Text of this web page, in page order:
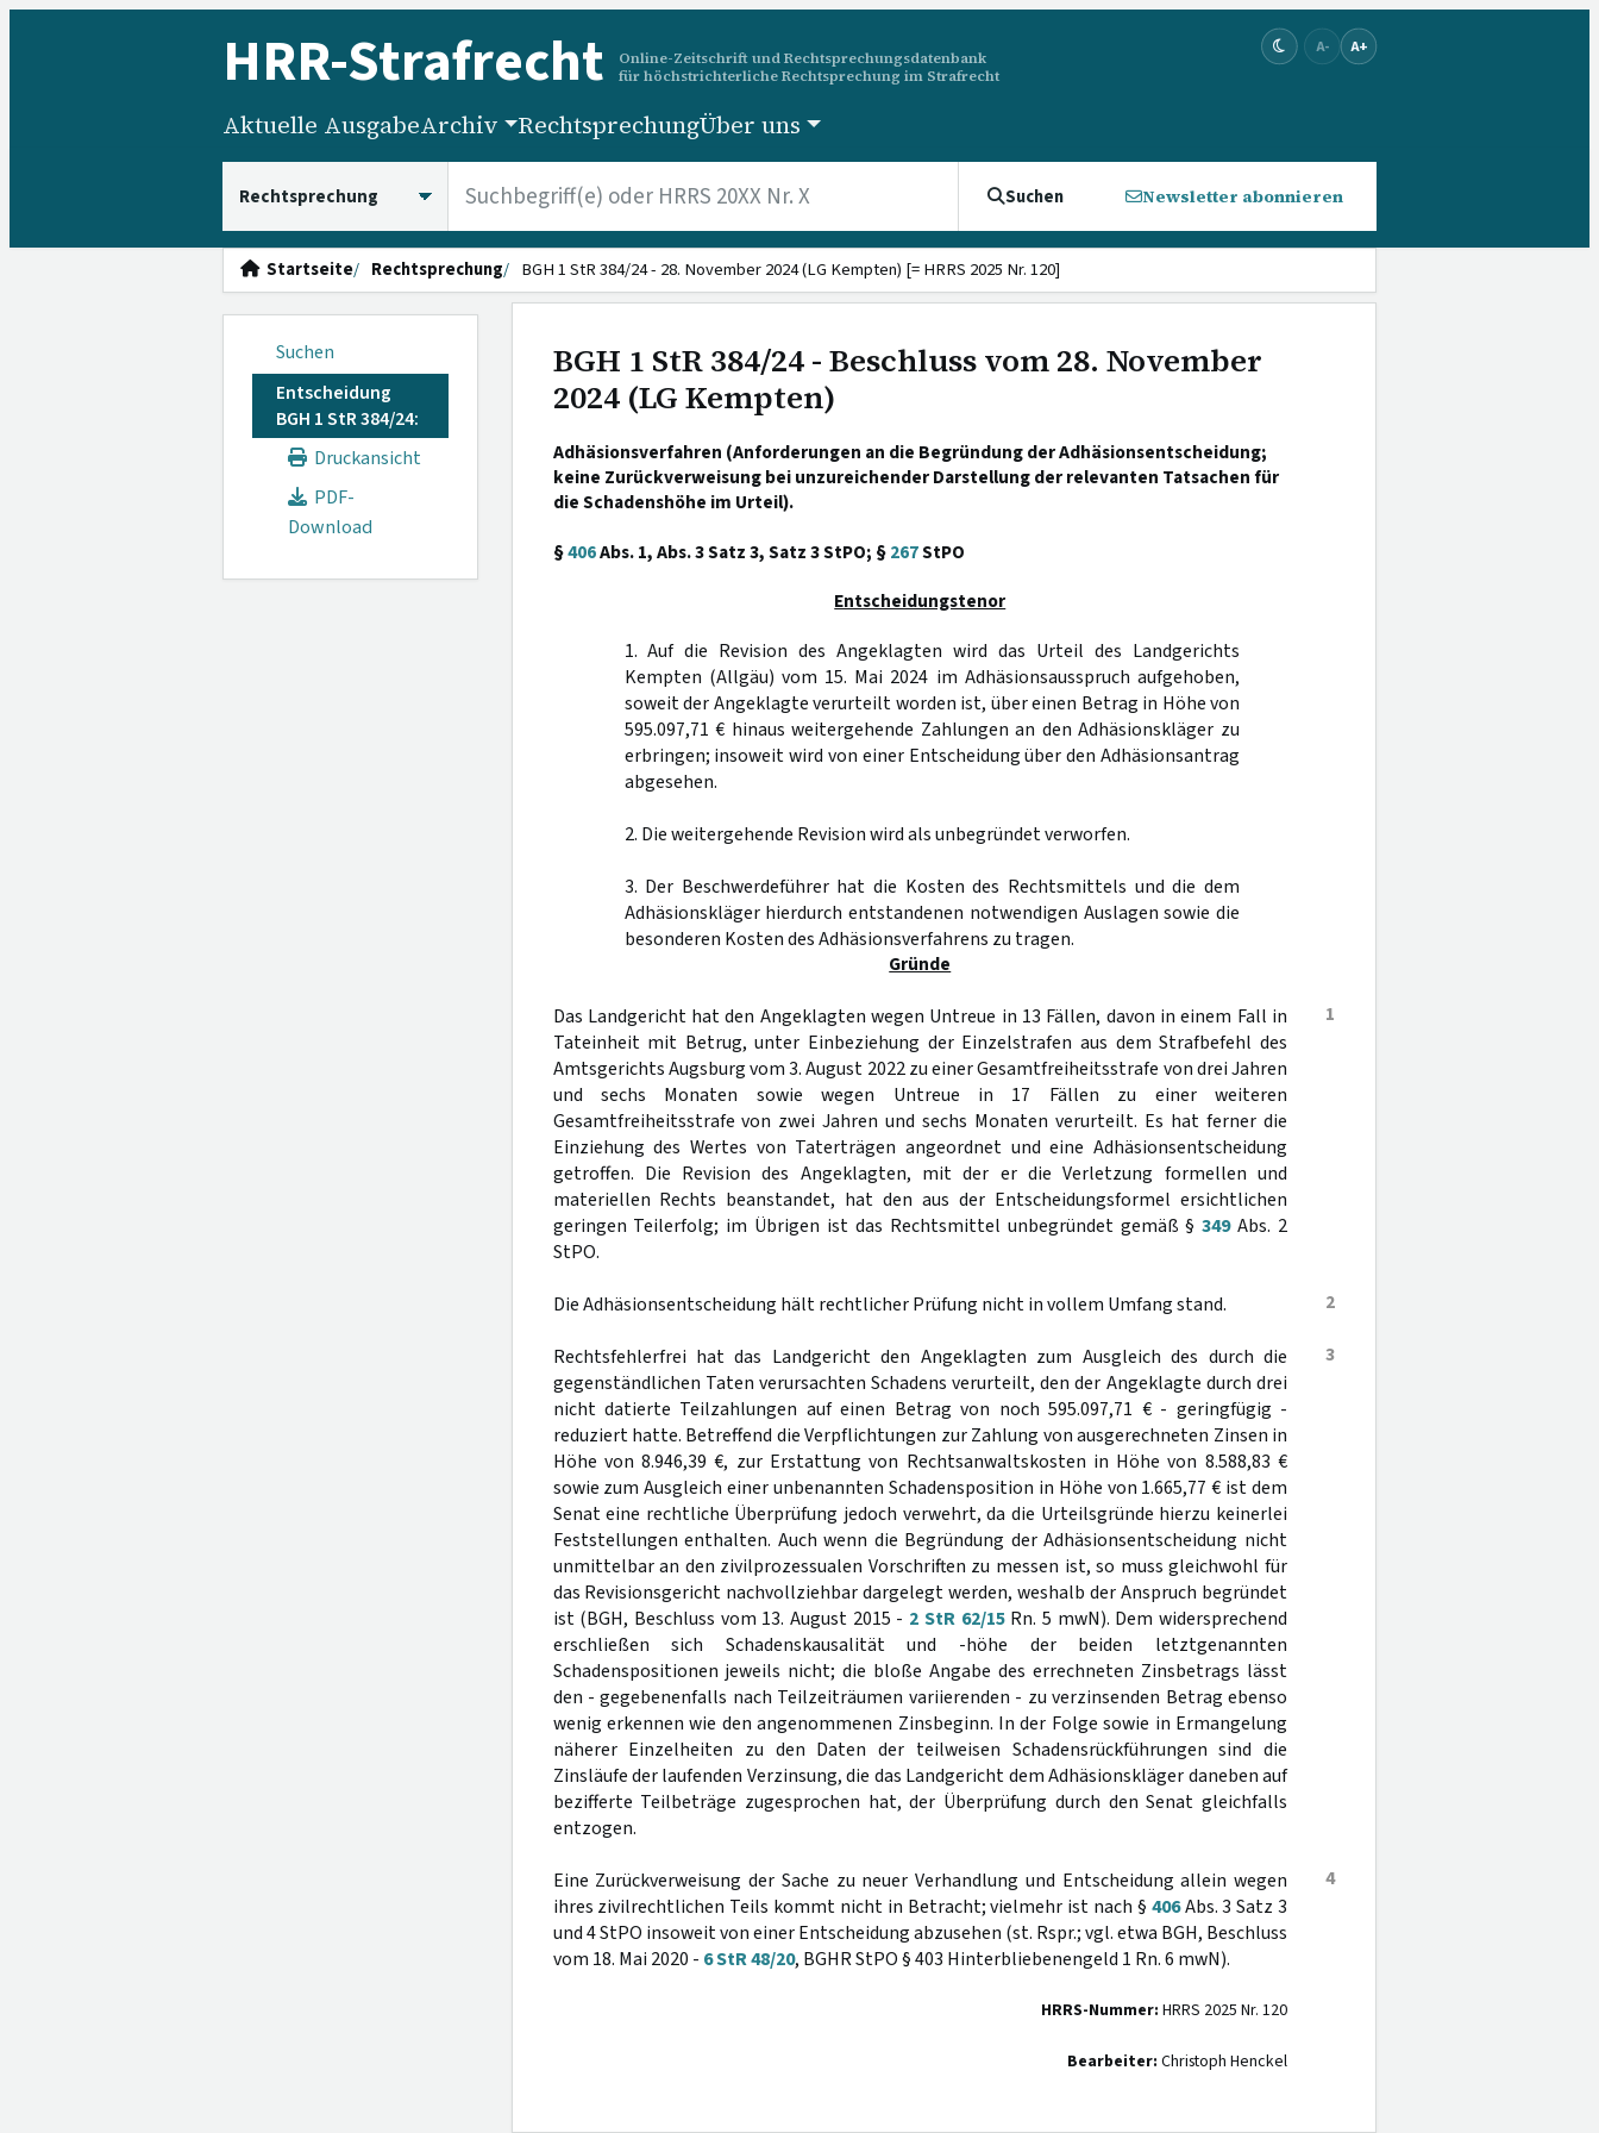
HRR-Strafrecht
Online-Zeitschrift und Rechtsprechungsdatenbank
für höchstrichterliche Rechtsprechung im Strafrecht
A- A+
Aktuelle AusgabeArchiv RechtsprechungÜber uns
Suchen Newsletter abonnieren
Startseite Rechtsprechung BGH 1 StR 384/24 - 28. November 2024 (LG Kempten) [= HRRS 2025 Nr. 120]
Suchen
Entscheidung
BGH 1 StR 384/24:
Druckansicht
PDF-
Download
BGH 1 StR 384/24 - Beschluss vom 28. November
2024 (LG Kempten)
Adhäsionsverfahren (Anforderungen an die Begründung der Adhäsionsentscheidung;
keine Zurückverweisung bei unzureichender Darstellung der relevanten Tatsachen für
die Schadenshöhe im Urteil).
§406Abs. 1, Abs. 3 Satz 3, Satz 3 StPO; §267StPO
Entscheidungstenor
1. Auf die Revision des Angeklagten wird das Urteil des Landgerichts
Kempten (Allgäu) vom 15. Mai 2024 im Adhäsionsausspruch aufgehoben,
soweit der Angeklagte verurteilt worden ist, über einen Betrag in Höhe von
595.097,71 € hinaus weitergehende Zahlungen an den Adhäsionskläger zu
erbringen; insoweit wird von einer Entscheidung über den Adhäsionsantrag
abgesehen.
2. Die weitergehende Revision wird als unbegründet verworfen.
3. Der Beschwerdeführer hat die Kosten des Rechtsmittels und die dem
Adhäsionskläger hierdurch entstandenen notwendigen Auslagen sowie die
besonderen Kosten des Adhäsionsverfahrens zu tragen.
Gründe
1
Das Landgericht hat den Angeklagten wegen Untreue in 13 Fällen, davon in einem Fall in
Tateinheit mit Betrug, unter Einbeziehung der Einzelstrafen aus dem Strafbefehl des
Amtsgerichts Augsburg vom 3. August 2022 zu einer Gesamtfreiheitsstrafe von drei Jahren
und sechs Monaten sowie wegen Untreue in 17 Fällen zu einer weiteren
Gesamtfreiheitsstrafe von zwei Jahren und sechs Monaten verurteilt. Es hat ferner die
Einziehung des Wertes von Taterträgen angeordnet und eine Adhäsionsentscheidung
getroffen. Die Revision des Angeklagten, mit der er die Verletzung formellen und
materiellen Rechts beanstandet, hat den aus der Entscheidungsformel ersichtlichen
geringen Teilerfolg; im Übrigen ist das Rechtsmittel unbegründet gemäß §349Abs. 2
StPO.
2
Die Adhäsionsentscheidung hält rechtlicher Prüfung nicht in vollem Umfang stand.
3
Rechtsfehlerfrei hat das Landgericht den Angeklagten zum Ausgleich des durch die
gegenständlichen Taten verursachten Schadens verurteilt, den der Angeklagte durch drei
nicht datierte Teilzahlungen auf einen Betrag von noch 595.097,71 € - geringfügig -
reduziert hatte. Betreffend die Verpflichtungen zur Zahlung von ausgerechneten Zinsen in
Höhe von 8.946,39 €, zur Erstattung von Rechtsanwaltskosten in Höhe von 8.588,83 €
sowie zum Ausgleich einer unbenannten Schadensposition in Höhe von 1.665,77 € ist dem
Senat eine rechtliche Überprüfung jedoch verwehrt, da die Urteilsgründe hierzu keinerlei
Feststellungen enthalten. Auch wenn die Begründung der Adhäsionsentscheidung nicht
unmittelbar an den zivilprozessualen Vorschriften zu messen ist, so muss gleichwohl für
das Revisionsgericht nachvollziehbar dargelegt werden, weshalb der Anspruch begründet
ist (BGH, Beschluss vom 13. August 2015 - 2 StR 62/15Rn. 5 mwN). Dem widersprechend
erschließen sich Schadenskausalität und -höhe der beiden letztgenannten
Schadenspositionen jeweils nicht; die bloße Angabe des errechneten Zinsbetrags lässt
den - gegebenenfalls nach Teilzeiträumen variierenden - zu verzinsenden Betrag ebenso
wenig erkennen wie den angenommenen Zinsbeginn. In der Folge sowie in Ermangelung
näherer Einzelheiten zu den Daten der teilweisen Schadensrückführungen sind die
Zinsläufe der laufenden Verzinsung, die das Landgericht dem Adhäsionskläger daneben auf
bezifferte Teilbeträge zugesprochen hat, der Überprüfung durch den Senat gleichfalls
entzogen.
4
Eine Zurückverweisung der Sache zu neuer Verhandlung und Entscheidung allein wegen
ihres zivilrechtlichen Teils kommt nicht in Betracht; vielmehr ist nach § 406Abs. 3 Satz 3
und 4 StPO insoweit von einer Entscheidung abzusehen (st. Rspr.; vgl. etwa BGH, Beschluss
vom 18. Mai 2020 - 6 StR 48/20, BGHR StPO § 403 Hinterbliebenengeld 1 Rn. 6 mwN).
HRRS-Nummer: HRRS 2025 Nr. 120
Bearbeiter: Christoph Henckel